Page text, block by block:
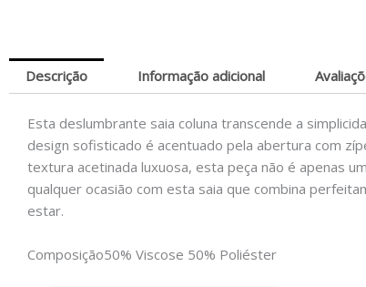
Descrição Informação adicional
Esta deslumbrante saia coluna transcende a
design sofisticado é acentuado pela abertura com
textura acetinada luxuosa, esta peça não é apenas
qualquer ocasião com esta saia que combina
estar.
Composição50% Viscose 50% Poliéster